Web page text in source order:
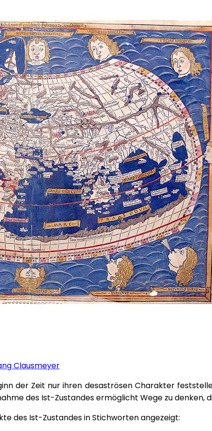
Clausmeyer
der Zeit nur ihren desaströsen Charakter
des Ist-Zustandes ermöglicht Wege zu
des Ist-Zustandes in Stichworten angezeigt: